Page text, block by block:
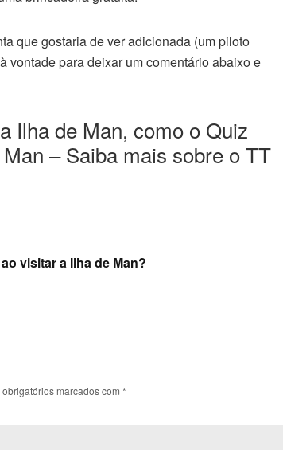
que gostaria de ver adicionada (um piloto
vontade para deixar um comentário abaixo e
Ilha de Man, como o Quiz
– Saiba mais sobre o TT
visitar a Ilha de Man?
marcados com *